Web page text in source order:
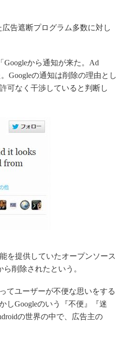
告遮断プログラム多数に対し
から通知が来た。Ad
Googleの通知は削除の理由とし
可なく干渉していると判断し
を提供していたオープンソース
削除されたという。
てユーザーが不便な思いをする
しGoogleのいう『不便』『迷
の世界の中で、広告主の